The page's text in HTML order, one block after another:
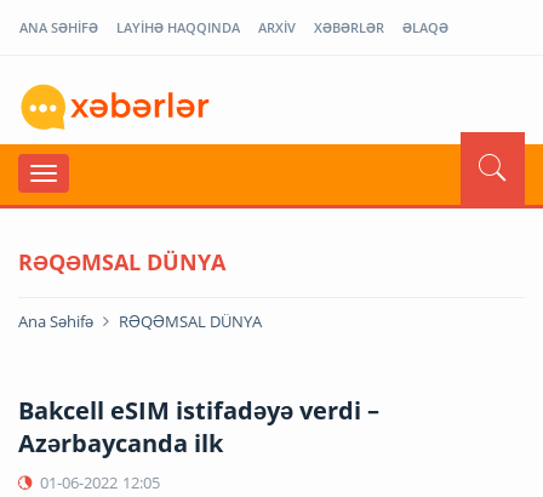
ANA SƏHİFƏ LAYİHƏ HAQQINDA ARXİV XƏBƏRLƏR ƏLAQƏ
RƏQƏMSAL DÜNYA
Ana Səhifə RƏQƏMSAL DÜNYA
Bakcell eSIM istifadəyə verdi –
Azərbaycanda ilk
01-06-2022 12:05